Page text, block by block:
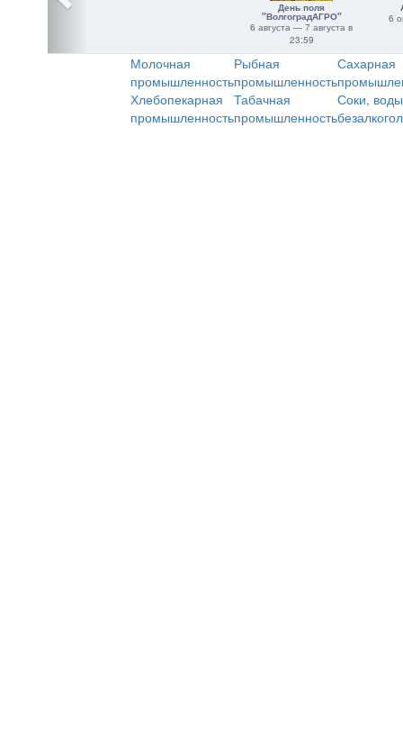
День поля
"ВолгоградАГРО"
6 августа — 7 августа в
23:59
6
Молочная
промышленность
Рыбная
промышленность
Сахарная
Хлебопекарная
промышленность
Табачная
промышленность
Соки,